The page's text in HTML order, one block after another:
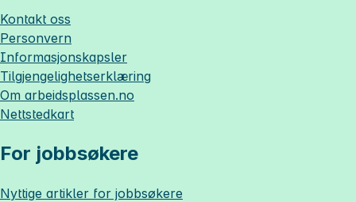
Kontakt oss
Personvern
Informasjonskapsler
Tilgjengelighetserklæring
Om arbeidsplassen.no
Nettstedkart
For jobbsøkere
Nyttige artikler for jobbsøkere